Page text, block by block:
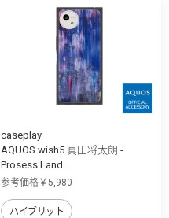
caseplay
AQUOS wish5 真田将太朗 -
Prosess Land...
参考価格￥5,980
ハイブリット